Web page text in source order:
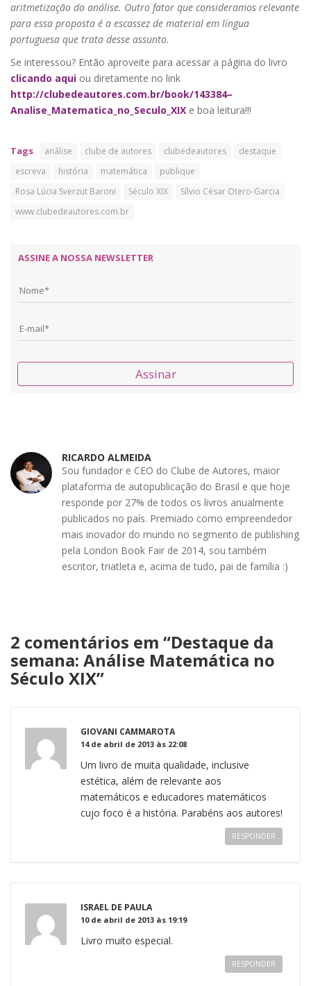
aritmetização da análise. Outro fator que consideramos relevante
para essa proposta é a escassez de material em língua
portuguesa que trata desse assunto.
Se interessou? Então aproveite para acessar a página do livro
clicando aqui ou diretamente no link
http://clubedeautores.com.br/book/143384–
Analise_Matematica_no_Seculo_XIX e boa leitura!!!
Tags análise clube de autores clubedeautores
destaque
escreva
história matemática
publique
Rosa Lúcia Sverzut Baroni
Século XIX
Sílvio César Otero-Garcia
www.clubedeautores.com.br
ASSINE A NOSSA NEWSLETTER
Assinar
RICARDO ALMEIDA
Sou fundador e CEO do Clube de Autores, maior
plataforma de autopublicação do Brasil e que hoje
responde por 27% de todos os livros anualmente
publicados no país. Premiado como empreendedor
mais inovador do mundo no segmento de publishing
pela London Book Fair de 2014, sou também
escritor, triatleta e, acima de tudo, pai de família :)
2 comentários em “Destaque da
semana: Análise Matemática no
Século XIX”
GIOVANI CAMMAROTA
14 de abril de 2013 às 22:08
Um livro de muita qualidade, inclusive
estética, além de relevante aos
matemáticos e educadores matemáticos
cujo foco é a história. Parabéns aos autores!
RESPONDER
ISRAEL DE PAULA
10 de abril de 2013 às 19:19
Livro muito especial.
RESPONDER